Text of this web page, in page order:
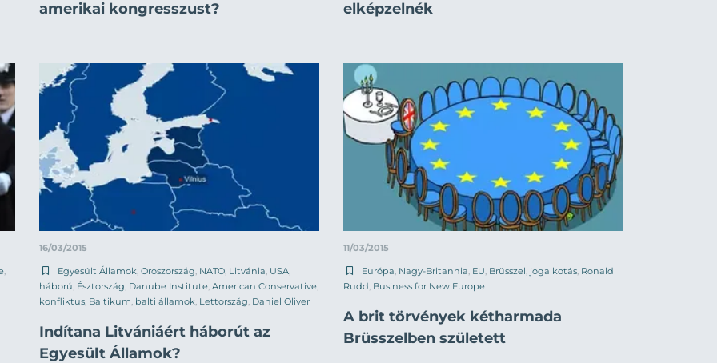
amerikai kongresszust?
elképzelnék
16/03/2015
Egyesült Államok Oroszország NATO Litvánia USA
háború Észtország Danube Institute American Conservative
konfliktus Baltikum balti államok Lettország Daniel Oliver
Indítana Litvániáért háborút az
Egyesült Államok?
11/03/2015
Európa Nagy-Britannia EU Brüsszel jogalkotás Ronald
Rudd Business for New Europe
A brit törvények kétharmada
Brüsszelben született